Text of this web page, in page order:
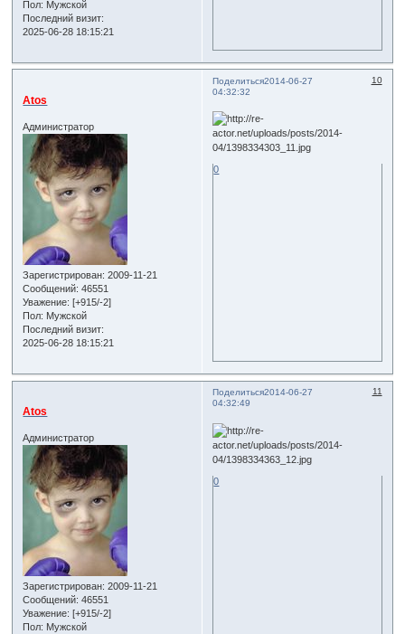
Пол: Мужской
Последний визит:
2025-06-28 18:15:21
Поделиться 10
2014-06-27
04:32:32
Atos
Администратор
Зарегистрирован: 2009-11-21
Сообщений: 46551
Уважение: [+915/-2]
Пол: Мужской
Последний визит:
2025-06-28 18:15:21
0
Поделиться 11
2014-06-27
04:32:49
Atos
Администратор
Зарегистрирован: 2009-11-21
Сообщений: 46551
Уважение: [+915/-2]
Пол: Мужской
0